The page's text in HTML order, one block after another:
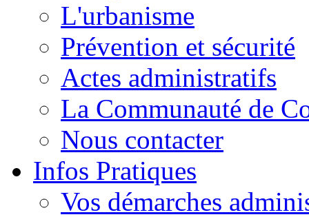
L'urbanisme
Prévention et sécurité
Actes administratifs
La Communauté de
Nous contacter
Infos Pratiques
Vos démarches